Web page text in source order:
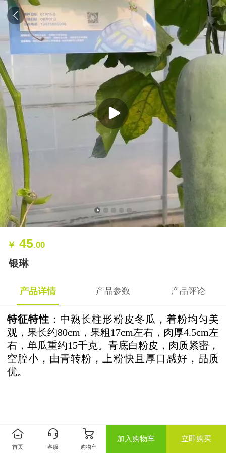
￥ 45.00
银琳
产品详情 产品参数 产品评论
特征特性 ：中熟长柱形粉皮冬瓜，着粉均匀美
观，果长约80cm，果粗17cm左右，肉厚4.5cm左
右，单瓜重约15千克。青底白粉皮，肉质紧密，
空腔小，由青转粉，上粉快且厚口感好，品质
优。
首页 客服 购物车
加入购物车 立即购买